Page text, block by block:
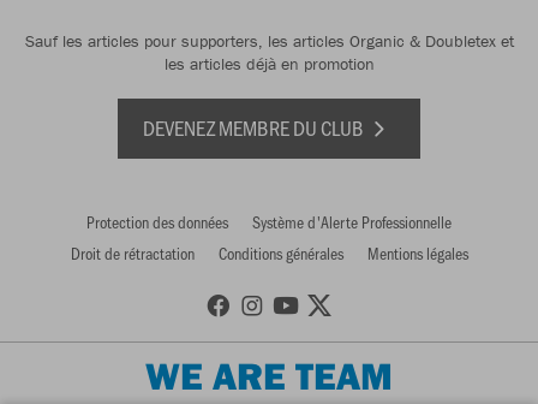
Sauf les articles pour supporters, les articles Organic & Doubletex et
les articles déjà en promotion
DEVENEZ MEMBRE DU CLUB
Protection des données
Système d'Alerte Professionnelle
Droit de rétractation
Conditions générales Mentions légales
WE ARE TEAM